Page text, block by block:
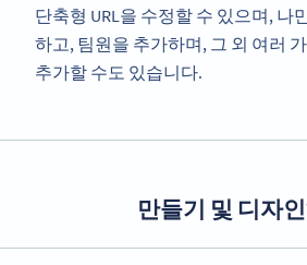
단축형 URL을 수정할 수 있으며, 나
하고, 팀원을 추가하며, 그 외 여러
추가할 수도 있습니다.
만들기 및 디자